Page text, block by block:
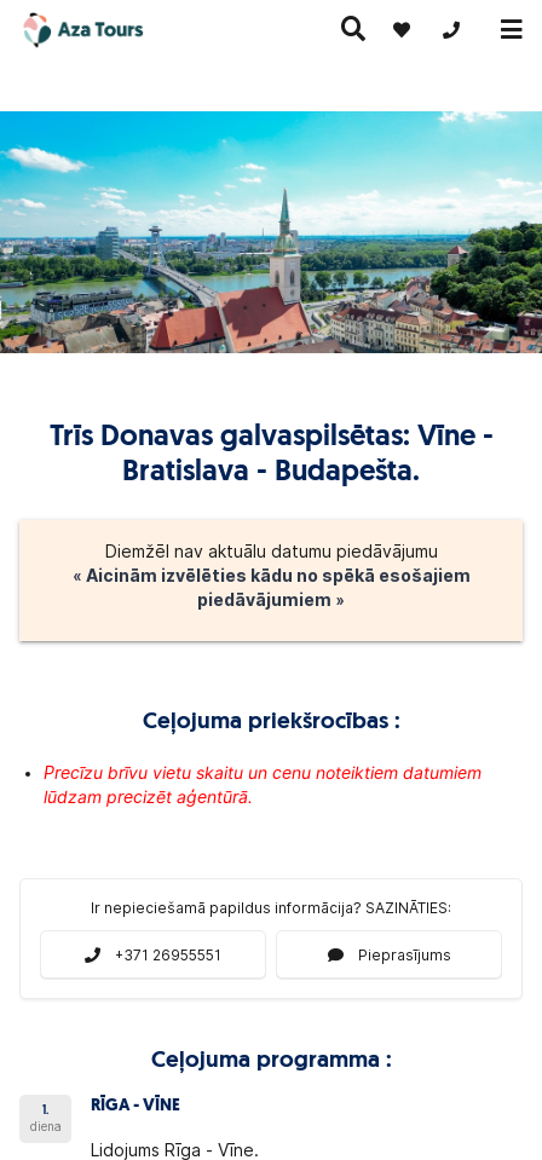
+371
ceļojumi
Ceļojumi
pa Eiropu
(ar
lidmašīnu)
Kruīzi
Karstie
piedāvājumi
Trīs Donavas galvaspilsētas: Vīne -
Bratislava - Budapešta.
Diemžēl nav aktuālu datumu piedāvājumu
« Aicinām izvēlēties kādu no spēkā esošajiem
piedāvājumiem »
Ceļojuma priekšrocības :
Precīzu brīvu vietu skaitu un cenu noteiktiem datumiem
lūdzam precizēt aģentūrā.
Ir nepieciešamā papildus informācija? SAZINĀTIES:
+371 26955551 Pieprasījums
Ceļojuma programma :
1.
diena
RĪGA - VĪNE
Lidojums Rīga - Vīne.